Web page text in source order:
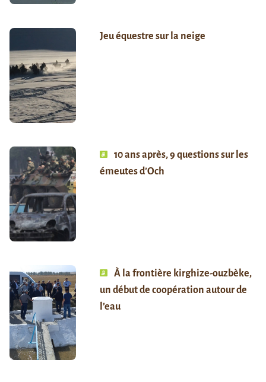
Jeu équestre sur la neige
10 ans après, 9 questions sur les
émeutes d’Och
À la frontière kirghize-ouzbèke,
un début de coopération autour de
l’eau